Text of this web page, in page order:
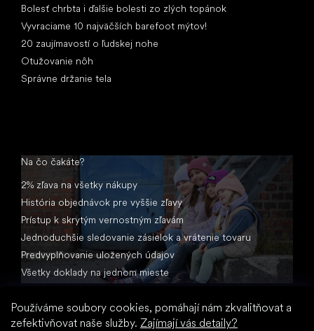
Používáme soubory cookies, pomáhají nám zkvalitňovat a
zefektivňovat naše služby. Zajímají vás detaily?
Bolesť chrbta i ďalšie bolesti zo zlých topánok
Vyvraciame 10 najväčších barefoot mýtov!
20 zaujímavostí o ľudskej nohe
Otužovanie nôh
Správne držanie tela
Na čo čakáte?
2% zľava na všetky nákupy
História objednávok pre vyššie zľavy
Prístup k skrytým vernostným zľavám
Jednoduchšie sledovanie zásielok a vrátenie tovaru
Predvyplňovanie uložených údajov
Všetky doklady na jednom mieste